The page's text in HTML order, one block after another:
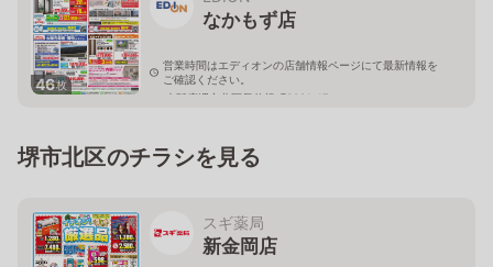
46枚
なかもず店
営業時間はエディオンの店舗情報ページにて最新情報を
ご確認ください。
大阪府堺市北区長曾根町3081-17
堺市北区のチラシを見る
スギ薬局
新金岡店